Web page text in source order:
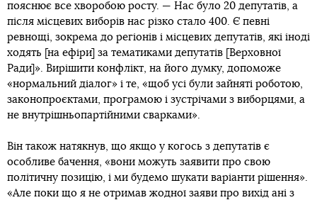
пояснює все хворобою росту. — Нас було 20 депутатів, а
після місцевих виборів нас різко стало 400. Є певні
ревнощі, зокрема до регіонів і місцевих депутатів, які іноді
ходять [на ефіри] за тематиками депутатів [Верховної
Ради]». Вирішити конфлікт, на його думку, допоможе
«нормальний діалог» і те, «щоб усі були зайняті роботою,
законопроєктами, програмою і зустрічами з виборцями, а
не внутрішньопартійними сварками».
Він також натякнув, що якщо у когось з депутатів є
особливе бачення, «вони можуть заявити про свою
політичну позицію, і ми будемо шукати варіанти рішення».
«Але поки що я не отримав жодної заяви про вихід ані з